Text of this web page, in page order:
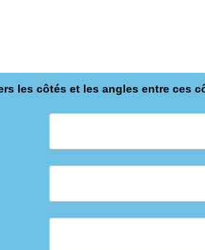
les côtés et les angles entre ces